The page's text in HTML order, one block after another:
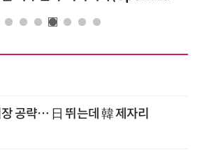
공략… 日 뛰는데 韓 제자리